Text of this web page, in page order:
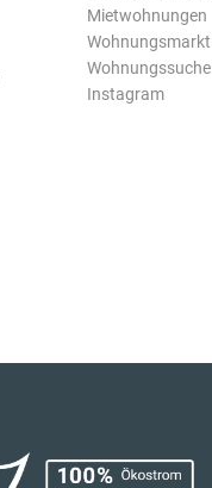
Mietwohnungen
Wohnungsmarkt
Wohnungssuche
Instagram